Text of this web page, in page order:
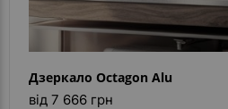
Дзеркало Octagon Alu
від 7 666 грн